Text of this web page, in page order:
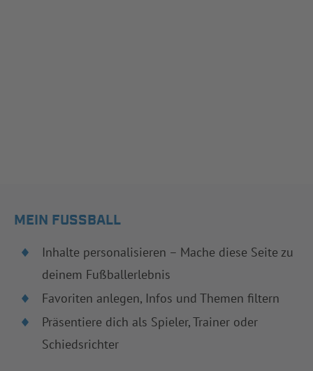
MEIN FUSSBALL
Inhalte personalisieren – Mache diese Seite zu
deinem Fußballerlebnis
Favoriten anlegen, Infos und Themen filtern
Präsentiere dich als Spieler, Trainer oder
Schiedsrichter